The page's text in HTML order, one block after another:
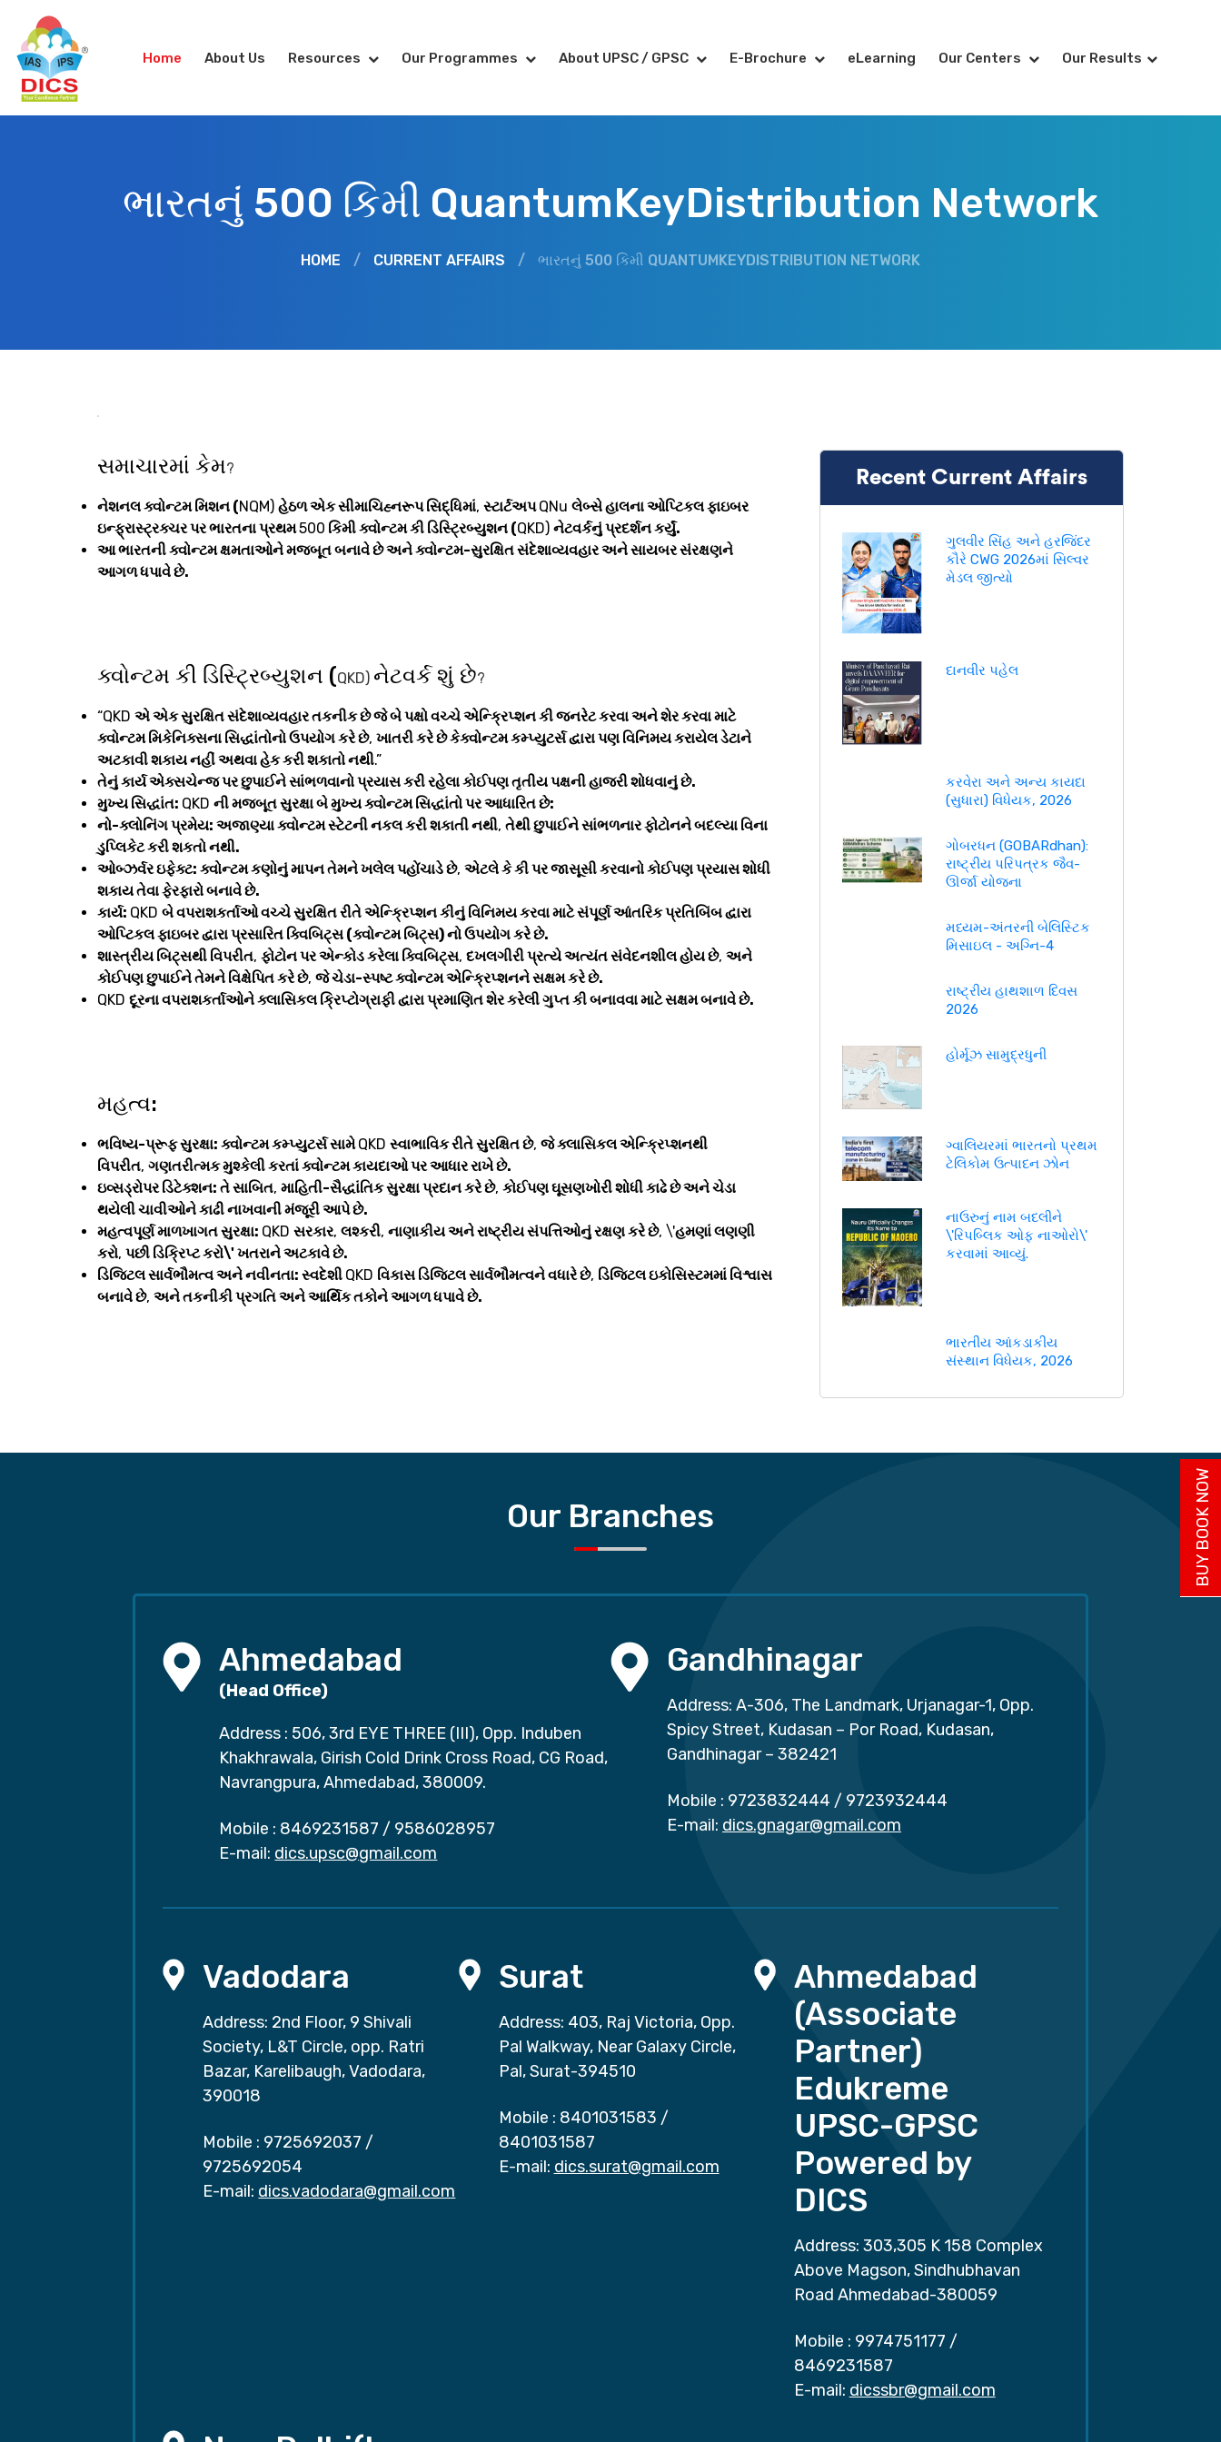
Home About Us Resources Our Programmes About UPSC / GPSC E-Brochure eLearning Our Centers Our Results
ભારતનું 500 કિમી QuantumKeyDistribution Network
HOME / CURRENT AFFAIRS / ભારતનું 500 કિમી QUANTUMKEYDISTRIBUTION NETWORK
સમાચારમાં કેમ?
નેશનલ ક્વોન્ટમ મિશન (NQM) હેઠળ એક સીમાચિહ્નરૂપ સિદ્ધિમાં, સ્ટાર્ટઅપQNu લેબ્સે હાલના ઓપ્ટિકલ ફાઇબર
ઇન્ફ્રાસ્ટ્રક્ચર પર ભારતના પ્રથમ500 કિમી ક્વોન્ટમ કી ડિસ્ટ્રિબ્યુશન (QKD) નેટવર્કનું પ્રદર્શન કર્યું.
આ ભારતની ક્વોન્ટમ ક્ષમતાઓને મજબૂત બનાવે છે અને ક્વોન્ટમ-સુરક્ષિત સંદેશાવ્યવહાર અને સાયબર સંરક્ષણને
આગળ ધપાવે છે.
ક્વોન્ટમ કી ડિસ્ટ્રિબ્યુશન (QKD) નેટવર્ક શું છે?
“QKD એ એક સુરક્ષિત સંદેશાવ્યવહાર તકનીક છે જે બે પક્ષો વચ્ચે એન્ક્રિપ્શન કી જનરેટ કરવા અને શેર કરવા માટે
ક્વોન્ટમ મિકેનિક્સના સિદ્ધાંતોનો ઉપયોગ કરે છે, ખાતરી કરે છે કેક્વોન્ટમ કમ્પ્યુટર્સ દ્વારા પણ વિનિમય કરાયેલ ડેટાને
અટકાવી શકાય નહીં અથવા હેક કરી શકાતો નથી.”
તેનું કાર્ય એક્સચેન્જ પર છુપાઈને સાંભળવાનો પ્રયાસ કરી રહેલા કોઈપણ તૃતીય પક્ષની હાજરી શોધવાનું છે.
મુખ્ય સિદ્ધાંત: QKD ની મજબૂત સુરક્ષા બે મુખ્ય ક્વોન્ટમ સિદ્ધાંતો પર આધારિત છે:
નો-ક્લોનિંગ પ્રમેય: અજાણ્યા ક્વોન્ટમ સ્ટેટની નકલ કરી શકાતી નથી, તેથી છુપાઈને સાંભળનાર ફોટોનને બદલ્યા વિના
ડુપ્લિકેટ કરી શકતો નથી.
ઓબ્ઝર્વર ઇફેક્ટ: ક્વોન્ટમ કણોનું માપન તેમને ખલેલ પહોંચાડે છે, એટલે કે કી પર જાસૂસી કરવાનો કોઈપણ પ્રયાસ શોધી
શકાય તેવા ફેરફારો બનાવે છે.
કાર્ય: QKD બે વપરાશકર્તાઓ વચ્ચે સુરક્ષિત રીતે એન્ક્રિપ્શન કીનું વિનિમય કરવા માટે સંપૂર્ણ આંતરિક પ્રતિબિંબ દ્વારા
ઓપ્ટિકલ ફાઇબર દ્વારા પ્રસારિત ક્વિબિટ્સ (ક્વોન્ટમ બિટ્સ) નો ઉપયોગ કરે છે.
શાસ્ત્રીય બિટ્સથી વિપરીત, ફોટોન પર એન્કોડ કરેલા ક્વિબિટ્સ, દખલગીરી પ્રત્યે અત્યંત સંવેદનશીલ હોય છે, અને
કોઈપણ છુપાઈને તેમને વિક્ષેપિત કરે છે, જે ચેડા-સ્પષ્ટ ક્વોન્ટમ એન્ક્રિપ્શનને સક્ષમ કરે છે.
QKD દૂરના વપરાશકર્તાઓને ક્લાસિકલ ક્રિપ્ટોગ્રાફી દ્વારા પ્રમાણિત શેર કરેલી ગુપ્ત કી બનાવવા માટે સક્ષમ બનાવે છે.
મહત્વ:
ભવિષ્ય-પ્રૂફ સુરક્ષા: ક્વોન્ટમ કમ્પ્યુટર્સ સામેQKD સ્વાભાવિક રીતે સુરક્ષિત છે, જે ક્લાસિકલ એન્ક્રિપ્શનથી
વિપરીત, ગણતરીત્મક મુશ્કેલી કરતાં ક્વોન્ટમ કાયદાઓ પર આધાર રાખે છે.
ઇવ્સડ્રોપર ડિટેક્શન: તે સાબિત, માહિતી-સૈદ્ધાંતિક સુરક્ષા પ્રદાન કરે છે, કોઈપણ ઘૂસણખોરી શોધી કાઢે છે અને ચેડા
થયેલી ચાવીઓને કાઢી નાખવાની મંજૂરી આપે છે.
મહત્વપૂર્ણ માળખાગત સુરક્ષા: QKD સરકાર, લશ્કરી, નાણાકીય અને રાષ્ટ્રીય સંપત્તિઓનું રક્ષણ કરે છે, \'હમણાં લણણી
કરો, પછી ડિક્રિપ્ટ કરો\' ખતરાને અટકાવે છે.
ડિજિટલ સાર્વભૌમત્વ અને નવીનતા: સ્વદેશી QKD વિકાસ ડિજિટલ સાર્વભૌમત્વને વધારે છે, ડિજિટલ ઇકોસિસ્ટમમાં વિશ્વાસ
બનાવે છે, અને તકનીકી પ્રગતિ અને આર્થિક તકોને આગળ ધપાવે છે.
Recent Current Affairs
ગુલવીર સિંહ અને હરજિંદર
કૌરે CWG 2026માં સિલ્વર
મેડલ જીત્યો
દાનવીર પહેલ
કરવેરા અને અન્ય કાયદા
(સુધારા) વિધેયક, 2026
ગોબરધન (GOBARdhan):
રાષ્ટ્રીય પરિપત્રક જૈવ-
ઊર્જા યોજના
મધ્યમ-અંતરની બેલિસ્ટિક
મિસાઇલ - અગ્નિ-4
રાષ્ટ્રીય હાથશાળ દિવસ
2026
હોર્મૂઝ સામુદ્રધુની
ગ્વાલિયરમાં ભારતનો પ્રથમ
ટેલિકોમ ઉત્પાદન ઝોન
નાઉરુનું નામ બદલીને
\'રિપબ્લિક ઓફ નાઓરો\'
કરવામાં આવ્યું.
ભારતીય આંકડાકીય
સંસ્થાન વિધેયક, 2026
Our Branches
Ahmedabad
(Head Office)
Address : 506, 3rd EYE THREE (III), Opp. Induben
Khakhrawala, Girish Cold Drink Cross Road, CG Road,
Navrangpura, Ahmedabad, 380009.
Mobile : 8469231587 / 9586028957
E-mail: dics.upsc@gmail.com
Gandhinagar
Address: A-306, The Landmark, Urjanagar-1, Opp.
Spicy Street, Kudasan – Por Road, Kudasan,
Gandhinagar – 382421
Mobile : 9723832444 / 9723932444
E-mail: dics.gnagar@gmail.com
Vadodara
Address: 2nd Floor, 9 Shivali
Society, L&T Circle, opp. Ratri
Bazar, Karelibaugh, Vadodara,
390018
Mobile : 9725692037 /
9725692054
E-mail: dics.vadodara@gmail.com
Surat
Address: 403, Raj Victoria, Opp.
Pal Walkway, Near Galaxy Circle,
Pal, Surat-394510
Mobile : 8401031583 /
8401031587
E-mail: dics.surat@gmail.com
Ahmedabad
(Associate
Partner)
Edukreme
UPSC-GPSC
Powered by
DICS
Address: 303,305 K 158 Complex
Above Magson, Sindhubhavan
Road Ahmedabad-380059
Mobile : 9974751177 /
8469231587
E-mail: dicssbr@gmail.com
BUY BOOK NOW